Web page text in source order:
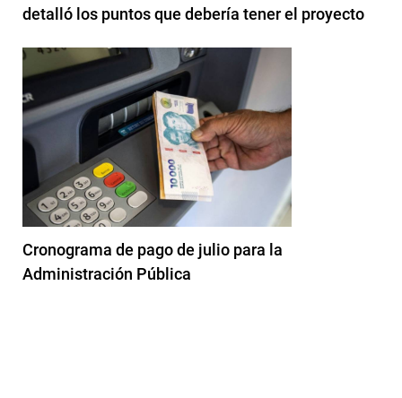
detalló los puntos que debería tener el proyecto
Cronograma de pago de julio para la
Administración Pública